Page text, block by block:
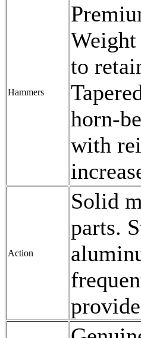
Hammers
to
horn-
with
Action
Solid
parts.